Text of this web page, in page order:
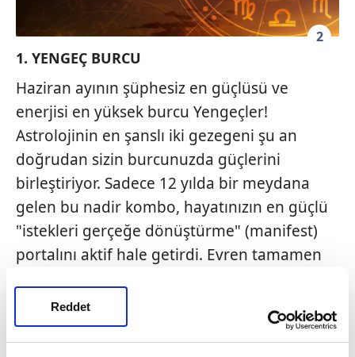
Reddet
2
1. YENGEÇ BURCU
Haziran ayının şüphesiz en güçlüsü ve
enerjisi en yüksek burcu Yengeçler!
Astrolojinin en şanslı iki gezegeni şu an
doğrudan sizin burcunuzda güçlerini
birleştiriyor. Sadece 12 yılda bir meydana
gelen bu nadir kombo, hayatınızın en güçlü
"istekleri gerçeğe dönüştürme" (manifest)
portalını aktif hale getirdi. Evren tamamen
görünüş ve kariyerde her şey bir gecede
olmuş gibi jet hızında değişecek.